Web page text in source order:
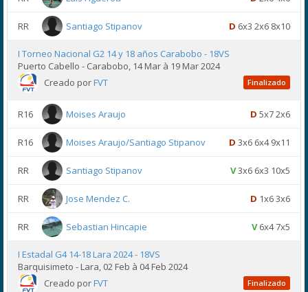
RR Santiago Stipanov D 6x3 2x6 8x10
I Torneo Nacional G2 14 y 18 años Carabobo - 18VS
Puerto Cabello - Carabobo, 14 Mar à 19 Mar 2024
Creado porFVT Finalizado
R16 Moises Araujo D 5x7 2x6
R16 Moises Araujo/Santiago Stipanov D 3x6 6x4 9x11
RR Santiago Stipanov V3x6 6x3 10x5
RR Jose Mendez C. D 1x6 3x6
RR Sebastian Hincapie V6x4 7x5
I Estadal G4 14-18 Lara 2024 - 18VS
Barquisimeto - Lara, 02 Feb à 04 Feb 2024
Creado porFVT Finalizado